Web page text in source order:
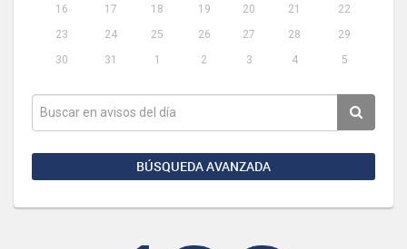
16
17 18 19 20 21
22
23
24 25 26 27 28
29
30
31 1 2 3 4 5
BÚSQUEDA AVANZADA